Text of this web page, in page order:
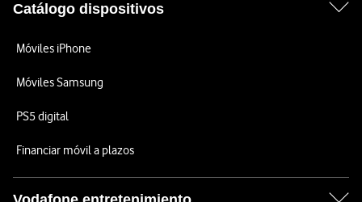
Catálogo dispositivos
Móviles iPhone
Móviles Samsung
PS5 digital
Financiar móvil a plazos